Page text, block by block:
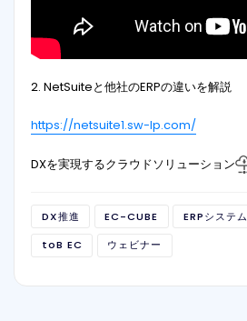
2. NetSuiteと他社のERPの違いを解説
https://netsuite1.sw-lp.com/
DXを実現するクラウドソリューション
DX推進 EC-CUBE ERPシステム
toB EC
ウェビナー